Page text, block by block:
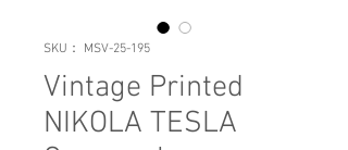
SKU： MSV-25-195
Vintage Printed
NIKOLA TESLA